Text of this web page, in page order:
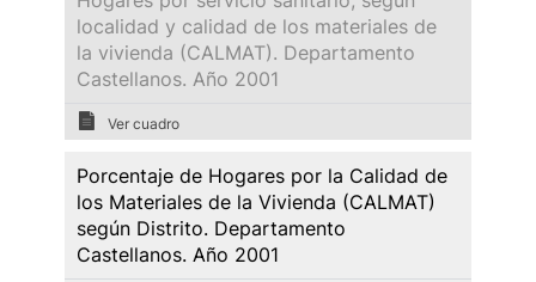
localidad y calidad de los materiales de
la vivienda (CALMAT). Departamento
Castellanos. Año 2001
Ver cuadro
Porcentaje de Hogares por la Calidad de
los Materiales de la Vivienda (CALMAT)
según Distrito. Departamento
Castellanos. Año 2001